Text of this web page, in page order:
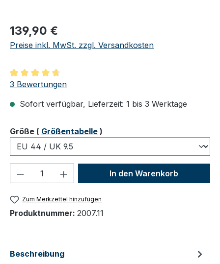
Regulärer Preis:
139,90 €
Preise inkl. MwSt. zzgl. Versandkosten
Durchschnittliche Bewertung von 4.67 von 5 Sternen
3 Bewertungen
Sofort verfügbar, Lieferzeit: 1 bis 3 Werktage
Größeauswählen
( Größentabelle )
Produkt Anzahl: Gib denIn den Warenkorb
Zum Merkzettel hinzufügen
Produktnummer: 2007.11
Beschreibung